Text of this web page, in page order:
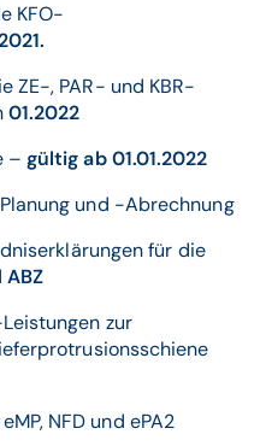
KFO-
ZE-, PAR- und KBR-
01.2022
– gültig ab 01.01.2022
und -Abrechnung
für die
ABZ
zur
NFD und ePA2